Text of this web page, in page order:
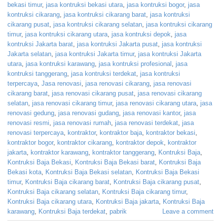
bekasi timur, jasa kontruksi bekasi utara jasa kontruksi bogor, jasa
kontruksi cikarang jasa kontruksi cikarang barat jasa kontruksi
cikarang pusat jasa kontruksi cikarang selatan jasa kontruksi cikarang
timur, jasa kontruksi cikarang utara jasa kontruksi depok
jasa
kontruksi Jakarta barat jasa kontruksi Jakarta pusat jasa kontruksi
Jakarta selatan jasa kontruksi Jakarta timur, jasa kontruksi Jakarta
utara jasa kontruksi karawang jasa kontruksi profesional
jasa
kontruksi tanggerang jasa kontruksi terdekat jasa kontruksi
terpercaya Jasa renovasi jasa renovasi cikarang jasa renovasi
cikarang barat jasa renovasi cikarang pusat jasa renovasi cikarang
selatan jasa renovasi cikarang timur, jasa renovasi cikarang utara jasa
renovasi gedung jasa renovasi gudang jasa renovasi kantor, jasa
renovasi resmi
jasa renovasi rumah jasa renovasi terdekat jasa
renovasi terpercaya
kontraktor, kontraktor baja kontraktor bekasi
kontraktor bogor, kontraktor cikarang kontraktor depok
kontraktor
jakarta
kontraktor karawang kontraktor tanggerang Kontruksi Baja
Kontruksi Baja Bekasi
Kontruksi Baja Bekasi barat
Kontruksi Baja
Bekasi kota
Kontruksi Baja Bekasi selatan
Kontruksi Baja Bekasi
timur, Kontruksi Baja cikarang barat Kontruksi Baja cikarang pusat
Kontruksi Baja cikarang selatan
Kontruksi Baja cikarang timur,
Kontruksi Baja cikarang utara
Kontruksi Baja jakarta
Kontruksi Baja
karawang
Kontruksi Baja terdekat pabrik Leave a comment